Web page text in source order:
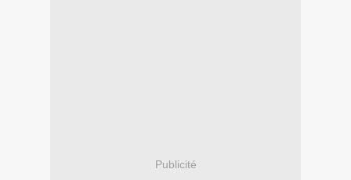
Publicité